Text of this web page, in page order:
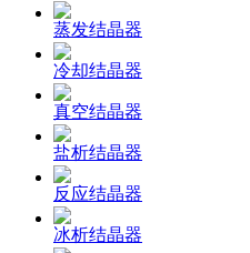
蒸发结晶器
冷却结晶器
真空结晶器
盐析结晶器
反应结晶器
冰析结晶器